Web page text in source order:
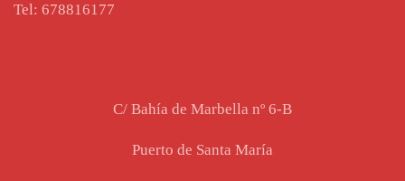
Tel: 678816177
C/ Bahía de Marbella nº 6-B
Puerto de Santa María